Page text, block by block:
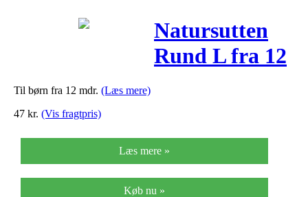
Natursutten
Rund L fra 12
Til børn fra 12 mdr. (Læs mere)
47 kr. (Vis fragtpris)
Læs mere »
Køb nu »